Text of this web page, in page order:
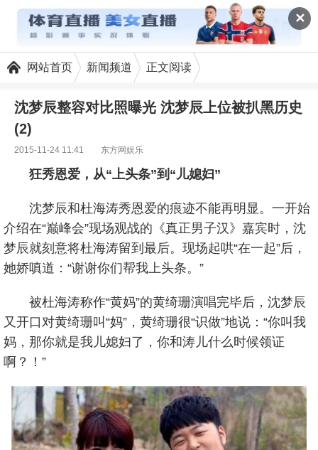
✕
网站首页 新闻频道 正文阅读
沈梦辰整容对比照曝光 沈梦辰上位被扒黑历史
(2)
2015-11-24 11:41 东方网娱乐
狂秀恩爱，从“上头条”到“儿媳妇”
沈梦辰和杜海涛秀恩爱的痕迹不能再明显。一开始
介绍在“巅峰会”现场观战的《真正男子汉》嘉宾时，沈
梦辰就刻意将杜海涛留到最后。现场起哄“在一起”后，
她娇嗔道：“谢谢你们帮我上头条。”
被杜海涛称作“黄妈”的黄绮珊演唱完毕后，沈梦辰
又开口对黄绮珊叫“妈”，黄绮珊很“识做”地说：“你叫我
妈，那你就是我儿媳妇了，你和涛儿什么时候领证
啊？！”